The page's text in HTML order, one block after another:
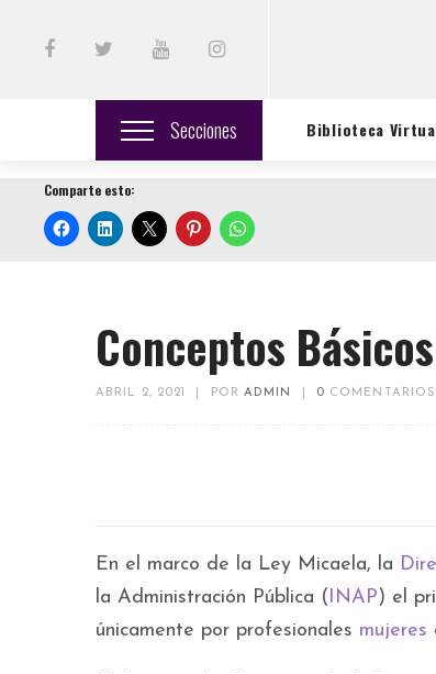
Secciones Biblioteca
Comparte esto:
Conceptos
ABRIL 2, 2021 PORADMIN 0 COMENTARIOS
En el marco de la Ley Micaela, la
la Administración Pública ( INAP) el
únicamente por profesionales mujeres